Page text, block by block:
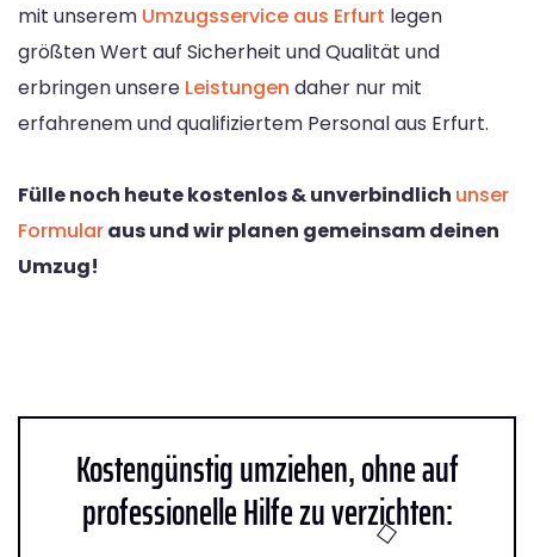
mit unserem Umzugsservice aus Erfurt legen
größten Wert auf Sicherheit und Qualität und
erbringen unsere Leistungen daher nur mit
erfahrenem und qualifiziertem Personal aus Erfurt.
Fülle noch heute kostenlos & unverbindlich unser
Formularaus und wir planen gemeinsam deinen
Umzug!
Kostengünstig umziehen, ohne auf
professionelle Hilfe zu verzichten: